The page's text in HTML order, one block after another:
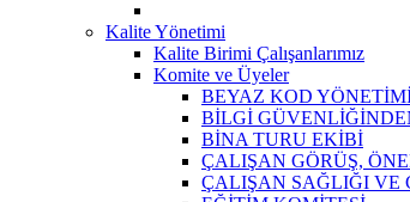
Kalite Yönetimi
Kalite Birimi Çalışanlarımız
Komite ve Üyeler
BEYAZ KOD
BİLGİ
BİNA TURU EKİBİ
ÇALIŞAN GÖRÜŞ,
ÇALIŞAN SAĞLIĞI VE